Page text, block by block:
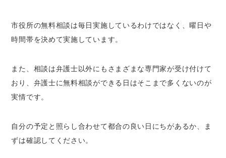
市役所の無料相談は毎日実施しているわけではなく、曜日や
時間帯を決めて実施しています。
また、相談は弁護士以外にもさまざまな専門家が受け付けて
おり、弁護士に無料相談ができる日はそこまで多くないのが
実情です。
自分の予定と照らし合わせて都合の良い日にちがあるか、ま
ずは確認してください。